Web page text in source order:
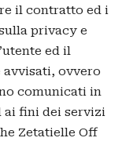
il contratto ed i
privacy e
ed il
ovvero
comunicati in
ai fini dei servizi
Zetatielle Off